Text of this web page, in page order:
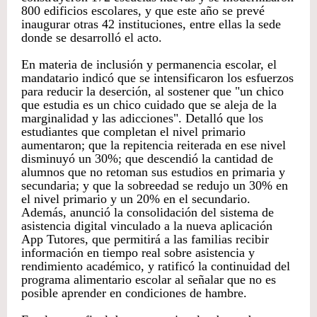
800 edificios escolares, y que este año se prevé
inaugurar otras 42 instituciones, entre ellas la sede
donde se desarrolló el acto.
En materia de inclusión y permanencia escolar, el
mandatario indicó que se intensificaron los esfuerzos
para reducir la deserción, al sostener que "un chico
que estudia es un chico cuidado que se aleja de la
marginalidad y las adicciones". Detalló que los
estudiantes que completan el nivel primario
aumentaron; que la repitencia reiterada en ese nivel
disminuyó un 30%; que descendió la cantidad de
alumnos que no retoman sus estudios en primaria y
secundaria; y que la sobreedad se redujo un 30% en
el nivel primario y un 20% en el secundario.
Además, anunció la consolidación del sistema de
asistencia digital vinculado a la nueva aplicación
App Tutores, que permitirá a las familias recibir
información en tiempo real sobre asistencia y
rendimiento académico, y ratificó la continuidad del
programa alimentario escolar al señalar que no es
posible aprender en condiciones de hambre.